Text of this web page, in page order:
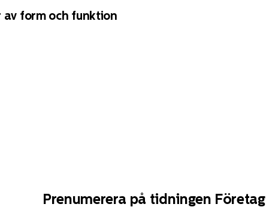
av form och funktion
Prenumerera på tidningen